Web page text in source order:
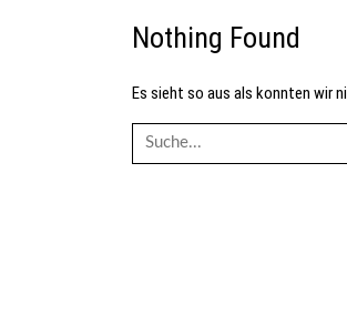
Nothing Found
Es sieht so aus als konnten wir
Suche
nach: